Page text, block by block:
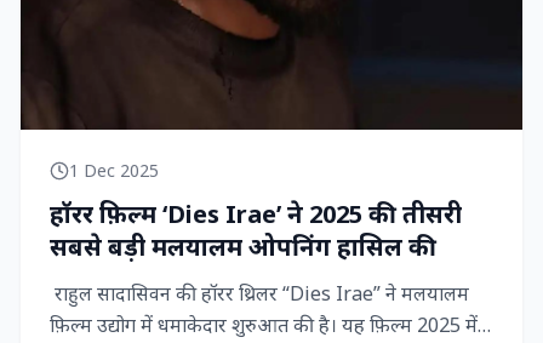
1 Dec 2025
हॉरर फ़िल्म ‘Dies Irae’ ने 2025 की तीसरी
सबसे बड़ी मलयालम ओपनिंग हासिल की
राहुल सादासिवन की हॉरर थ्रिलर “Dies Irae” ने मलयालम
फ़िल्म उद्योग में धमाकेदार शुरुआत की है। यह फ़िल्म 2025 में